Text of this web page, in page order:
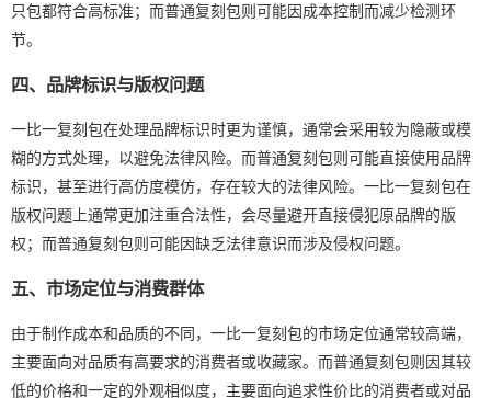
只包都符合高标准；而普通复刻包则可能因成本控制而减少检测环
节。
四、品牌标识与版权问题
一比一复刻包在处理品牌标识时更为谨慎，通常会采用较为隐蔽或模
糊的方式处理，以避免法律风险。而普通复刻包则可能直接使用品牌
标识，甚至进行高仿度模仿，存在较大的法律风险。一比一复刻包在
版权问题上通常更加注重合法性，会尽量避开直接侵犯原品牌的版
权；而普通复刻包则可能因缺乏法律意识而涉及侵权问题。
五、市场定位与消费群体
由于制作成本和品质的不同，一比一复刻包的市场定位通常较高端，
主要面向对品质有高要求的消费者或收藏家。而普通复刻包则因其较
低的价格和一定的外观相似度，主要面向追求性价比的消费者或对品